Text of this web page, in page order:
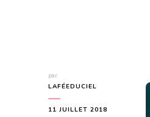
par
LAFÉEDUCIEL
11 JUILLET 2018